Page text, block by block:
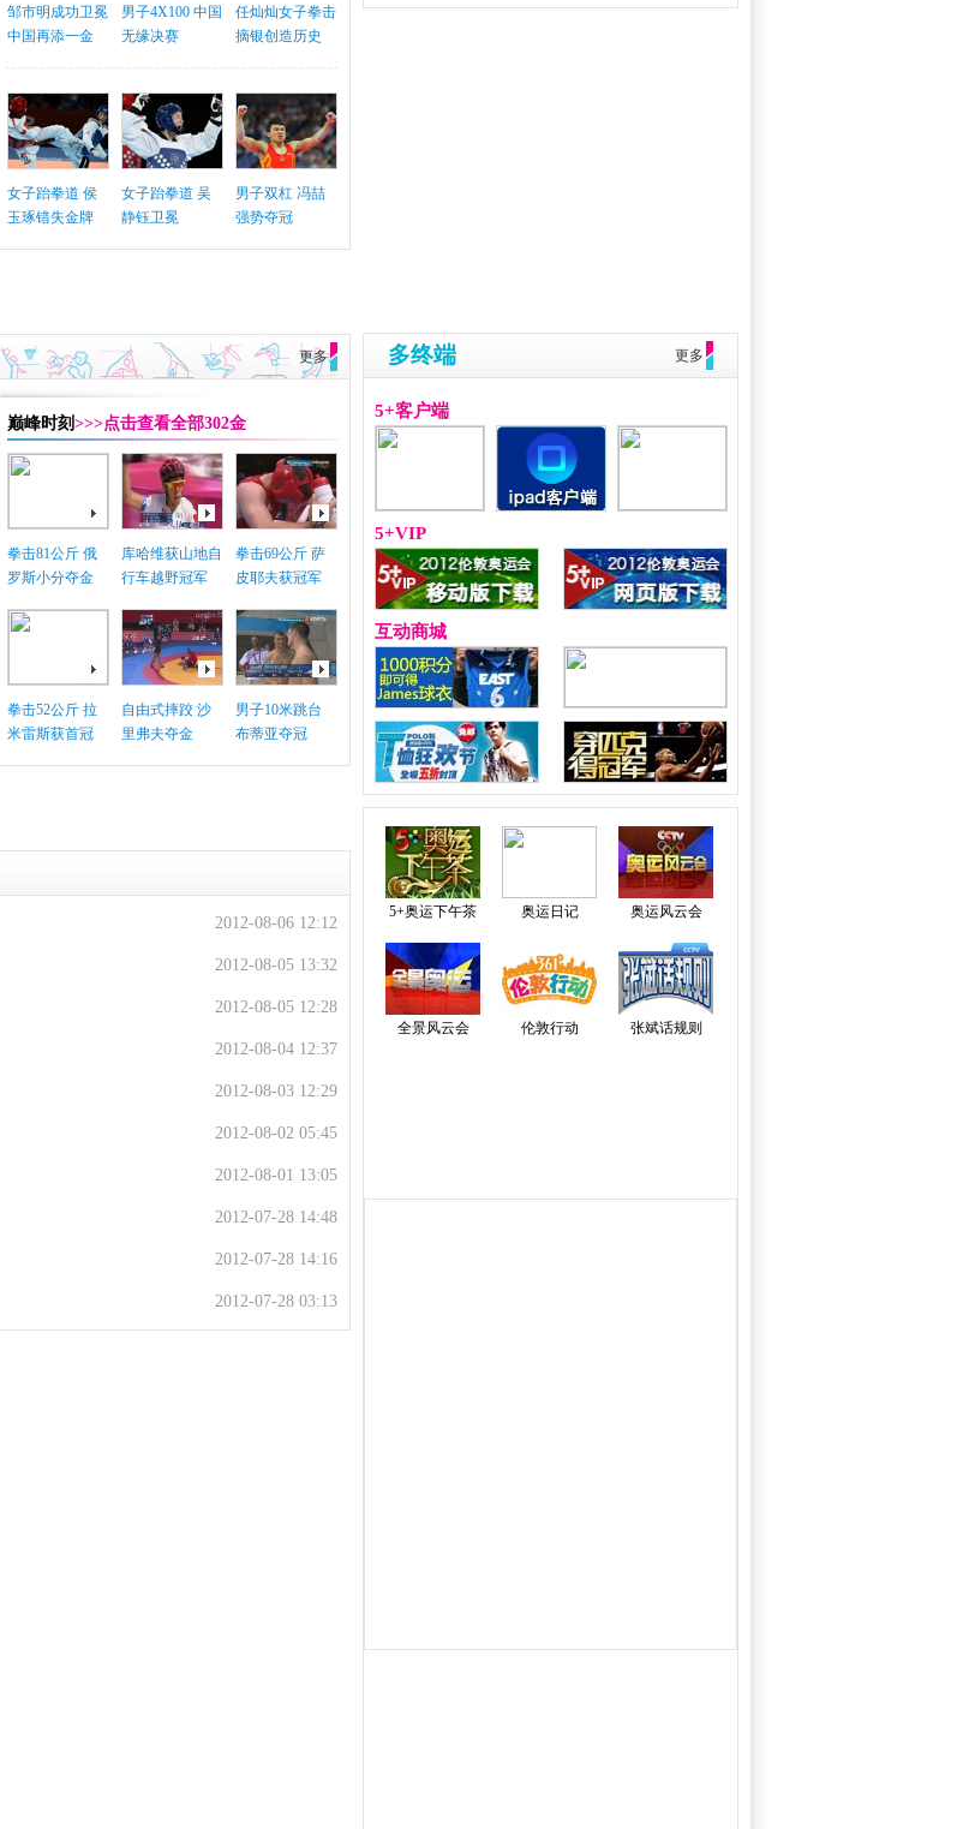
邹市明成功卫冕
中国再添一金
男子4X100 中国
无缘决赛
任灿灿女子拳击
摘银创造历史
女子跆拳道 侯
玉琢错失金牌
女子跆拳道 吴
静钰卫冕
男子双杠 冯喆
强势夺冠
更多
巅峰时刻>>>点击查看全部302金
拳击81公斤 俄
罗斯小分夺金
库哈维获山地自
行车越野冠军
拳击69公斤 萨
皮耶夫获冠军
拳击52公斤 拉
米雷斯获首冠
自由式摔跤 沙
里弗夫夺金
男子10米跳台
布蒂亚夺冠
2012-08-06 12:12
2012-08-05 13:32
2012-08-05 12:28
2012-08-04 12:37
2012-08-03 12:29
2012-08-02 05:45
2012-08-01 13:05
2012-07-28 14:48
2012-07-28 14:16
2012-07-28 03:13
多终端 更多
5+客户端
5+VIP
互动商城
5+奥运下午茶 奥运日记 奥运风云会
全景风云会 伦敦行动 张斌话规则